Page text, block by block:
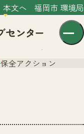
本文へ 福岡市 環境局
保全アクション